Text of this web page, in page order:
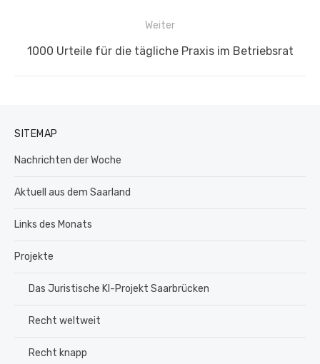
Weiter
Nächster
1000 Urteile für die tägliche Praxis im Betriebsrat
SITEMAP
Nachrichten der Woche
Aktuell aus dem Saarland
Links des Monats
Projekte
Das Juristische KI-Projekt Saarbrücken
Recht weltweit
Recht knapp